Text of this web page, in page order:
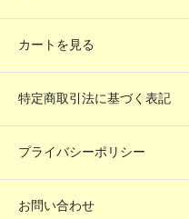
カートを見る
特定商取引法に基づく表記
プライバシーポリシー
お問い合わせ